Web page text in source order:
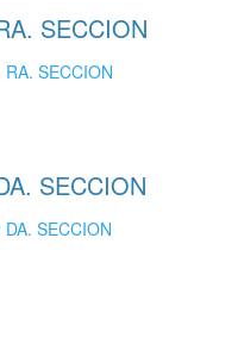
SECCION
SECCION
SECCION
SECCION